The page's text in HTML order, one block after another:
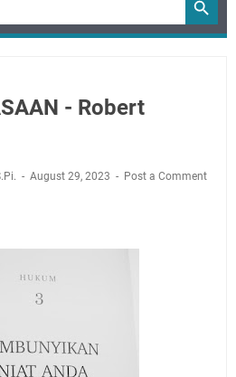
- Robert
August 29, 2023 Post a Comment